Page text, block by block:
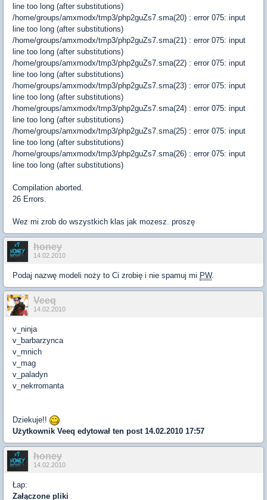
line too long (after substitutions)
/home/groups/amxmodx/tmp3/php2guZs7.sma(20) : error 075: input
line too long (after substitutions)
/home/groups/amxmodx/tmp3/php2guZs7.sma(21) : error 075: input
line too long (after substitutions)
/home/groups/amxmodx/tmp3/php2guZs7.sma(22) : error 075: input
line too long (after substitutions)
/home/groups/amxmodx/tmp3/php2guZs7.sma(23) : error 075: input
line too long (after substitutions)
/home/groups/amxmodx/tmp3/php2guZs7.sma(24) : error 075: input
line too long (after substitutions)
/home/groups/amxmodx/tmp3/php2guZs7.sma(25) : error 075: input
line too long (after substitutions)
/home/groups/amxmodx/tmp3/php2guZs7.sma(26) : error 075: input
line too long (after substitutions)
Compilation aborted.
26 Errors.
Wez mi zrob do wszystkich klas jak mozesz. proszę
honey
14.02.2010
Podaj nazwę modeli noży to Ci zrobię i nie spamuj mi PW.
Veeq
14.02.2010
v_ninja
v_barbarzynca
v_mnich
v_mag
v_paladyn
v_nekrromanta
Dziekuje!!
Użytkownik Veeq edytował ten post 14.02.2010 17:57
honey
14.02.2010
Łap:
Załączone pliki